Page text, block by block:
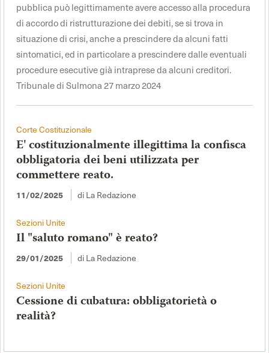
pubblica può legittimamente avere accesso alla procedura
di accordo di ristrutturazione dei debiti, se si trova in
situazione di crisi, anche a prescindere da alcuni fatti
sintomatici, ed in particolare a prescindere dalle eventuali
procedure esecutive già intraprese da alcuni creditori.
Tribunale di Sulmona 27 marzo 2024
Corte Costituzionale
E' costituzionalmente illegittima la confisca
obbligatoria dei beni utilizzata per
commettere reato.
11/02/2025 di La Redazione
Sezioni Unite
Il "saluto romano" è reato?
29/01/2025 di La Redazione
Sezioni Unite
Cessione di cubatura: obbligatorietà o
realità?